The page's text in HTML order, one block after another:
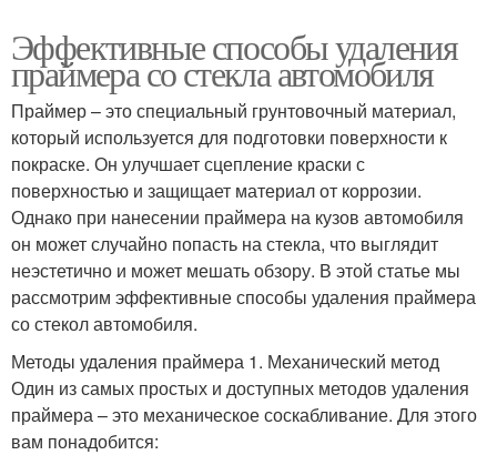
Эффективные способы удаления
праймера со стекла автомобиля
Праймер – это специальный грунтовочный материал,
который используется для подготовки поверхности к
покраске. Он улучшает сцепление краски с
поверхностью и защищает материал от коррозии.
Однако при нанесении праймера на кузов автомобиля
он может случайно попасть на стекла, что выглядит
неэстетично и может мешать обзору. В этой статье мы
рассмотрим эффективные способы удаления праймера
со стекол автомобиля.
Методы удаления праймера 1. Механический метод
Один из самых простых и доступных методов удаления
праймера – это механическое соскабливание. Для этого
вам понадобится: